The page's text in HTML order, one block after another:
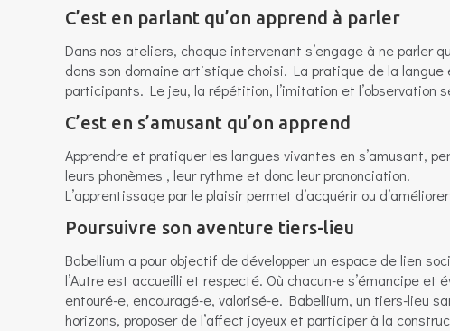
C’est en parlant qu’on apprend à parler
Dans nos ateliers, chaque intervenant s’engage à ne parler
dans son domaine artistique choisi. La pratique de la langue
participants. Le jeu, la répétition, l’imitation et l’observation
C’est en s’amusant qu’on apprend
Apprendre et pratiquer les langues vivantes en s’amusant,
leurs phonèmes , leur rythme et donc leur prononciation.
L’apprentissage par le plaisir permet d’acquérir ou
Poursuivre son aventure tiers-lieu
Babellium a pour objectif de développer un espace de lien
l’Autre est accueilli et respecté. Où chacun-e s’émancipe et
entouré-e, encouragé-e, valorisé-e. Babellium, un tiers-lieu
horizons, proposer de l’affect joyeux et participer à la